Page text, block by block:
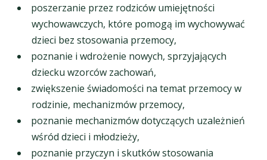
poszerzanie przez rodziców umiejętności
wychowawczych, które pomogą im wychowywać
dzieci bez stosowania przemocy,
poznanie i wdrożenie nowych, sprzyjających
dziecku wzorców zachowań,
zwiększenie świadomości na temat przemocy w
rodzinie, mechanizmów przemocy,
poznanie mechanizmów dotyczących uzależnień
wśród dzieci i młodzieży,
poznanie przyczyn i skutków stosowania